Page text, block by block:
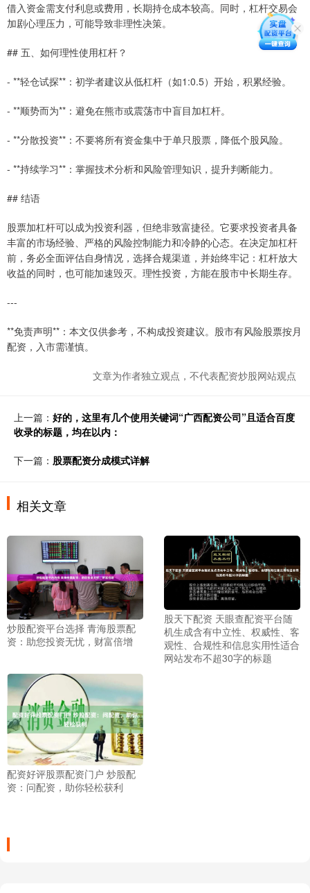
借入资金需支付利息或费用，长期持仓成本较高。同时，杠杆交易会
加剧心理压力，可能导致非理性决策。
## 五、如何理性使用杠杆？
- **轻仓试探**：初学者建议从低杠杆（如1:0.5）开始，积累经验。
- **顺势而为**：避免在熊市或震荡市中盲目加杠杆。
- **分散投资**：不要将所有资金集中于单只股票，降低个股风险。
- **持续学习**：掌握技术分析和风险管理知识，提升判断能力。
## 结语
股票加杠杆可以成为投资利器，但绝非致富捷径。它要求投资者具备
丰富的市场经验、严格的风险控制能力和冷静的心态。在决定加杠杆
前，务必全面评估自身情况，选择合规渠道，并始终牢记：杠杆放大
收益的同时，也可能加速毁灭。理性投资，方能在股市中长期生存。
---
**免责声明**：本文仅供参考，不构成投资建议。股市有风险股票按月
配资，入市需谨慎。
文章为作者独立观点，不代表配资炒股网站观点
上一篇： 好的，这里有几个使用关键词“广西配资公司”且适合百度
收录的标题，均在以内：
下一篇： 股票配资分成模式详解
相关文章
炒股配资平台选择 青海股票配
资：助您投资无忧，财富倍增
股天下配资 天眼查配资平台随
机生成含有中立性、权威性、客
观性、合规性和信息实用性适合
网站发布不超30字的标题
配资好评股票配资门户 炒股配
资：问配资，助你轻松获利